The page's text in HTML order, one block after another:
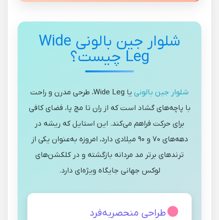
شلوار جین بالونی Wide
Leg چیست؟
شلوار جین بالونی
یا Wide Leg، طرحی مدرن و راحت
با پاچه‌های گشاد است که از ران تا مچ پا، فضای کافی
برای حرکت فراهم می‌کند. این استایل که ریشه در
دهه‌های ۷۰ و ۹۰ میلادی دارد، امروزه به‌عنوان یکی از
ترندهای برتر مد مردانه بازگشته و در کلکشن‌های
لوکس جهانی جایگاه ویژه‌ای دارد.
طراحی منحصربه‌فرد